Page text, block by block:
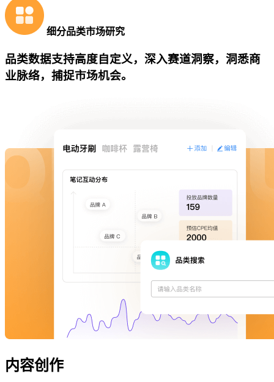
细分品类市场研究
品类数据支持高度自定义，深入赛道洞察，洞悉商
业脉络，捕捉市场机会。
内容创作